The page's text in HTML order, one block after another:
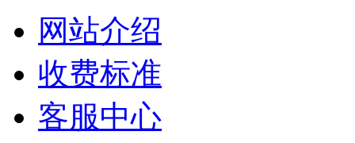
网站介绍
收费标准
客服中心